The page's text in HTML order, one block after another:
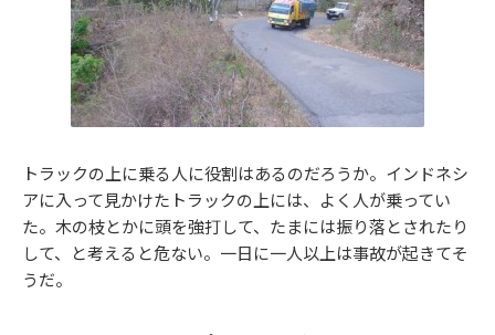
トラックの上に乗る人に役割はあるのだろうか。インドネシ
アに入って見かけたトラックの上には、よく人が乗ってい
た。木の枝とかに頭を強打して、たまには振り落とされたり
して、と考えると危ない。一日に一人以上は事故が起きてそ
うだ。